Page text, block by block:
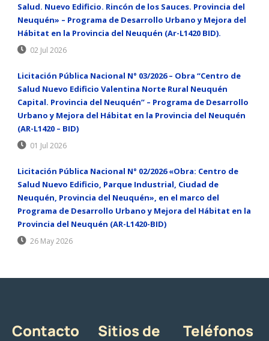
Salud. Nuevo Edificio. Rincón de los Sauces. Provincia del
Neuquén» – Programa de Desarrollo Urbano y Mejora del
Hábitat en la Provincia del Neuquén (Ar-L1420 BID).
02 Jul 2026
Licitación Pública Nacional N° 03/2026 – Obra “Centro de
Salud Nuevo Edificio Valentina Norte Rural Neuquén
Capital. Provincia del Neuquén” – Programa de Desarrollo
Urbano y Mejora del Hábitat en la Provincia del Neuquén
(AR-L1420 – BID)
01 Jul 2026
Licitación Pública Nacional N° 02/2026 «Obra: Centro de
Salud Nuevo Edificio, Parque Industrial, Ciudad de
Neuquén, Provincia del Neuquén», en el marco del
Programa de Desarrollo Urbano y Mejora del Hábitat en la
Provincia del Neuquén (AR-L1420-BID)
26 May 2026
Contacto
Sitios de
Teléfonos